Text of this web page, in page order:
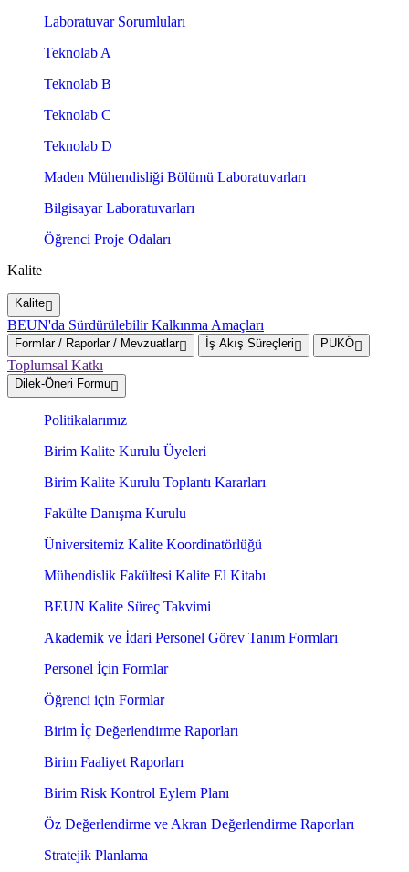
Laboratuvar Sorumluları
Teknolab A
Teknolab B
Teknolab C
Teknolab D
Maden Mühendisliği Bölümü Laboratuvarları
Bilgisayar Laboratuvarları
Öğrenci Proje Odaları
Kalite
Kalite
BEUN'da Sürdürülebilir Kalkınma Amaçları
Formlar / Raporlar / Mevzuatlar İş Akış Süreçleri PUKÖ
Toplumsal Katkı
Dilek-Öneri Formu
Politikalarımız
Birim Kalite Kurulu Üyeleri
Birim Kalite Kurulu Toplantı Kararları
Fakülte Danışma Kurulu
Üniversitemiz Kalite Koordinatörlüğü
Mühendislik Fakültesi Kalite El Kitabı
BEUN Kalite Süreç Takvimi
Akademik ve İdari Personel Görev Tanım Formları
Personel İçin Formlar
Öğrenci için Formlar
Birim İç Değerlendirme Raporları
Birim Faaliyet Raporları
Birim Risk Kontrol Eylem Planı
Öz Değerlendirme ve Akran Değerlendirme Raporları
Stratejik Planlama